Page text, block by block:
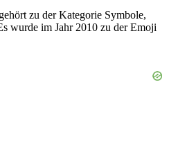
zu der Kategorie Symbole,
wurde im Jahr 2010 zu der Emoji